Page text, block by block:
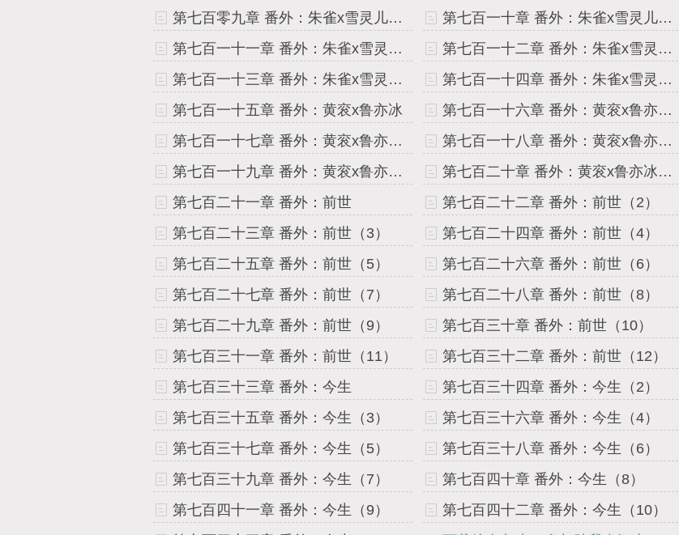
第七百零九章 番外：朱雀x雪灵儿（2）
第七百一十章 番外：朱雀x雪灵儿（3）
第七百一十一章 番外：朱雀x雪灵儿（4）
第七百一十二章 番外：朱雀x雪灵儿（5）
第七百一十三章 番外：朱雀x雪灵儿（6）
第七百一十四章 番外：朱雀x雪灵儿（7）
第七百一十五章 番外：黄衮x鲁亦冰
第七百一十六章 番外：黄衮x鲁亦冰（2）
第七百一十七章 番外：黄衮x鲁亦冰（3）
第七百一十八章 番外：黄衮x鲁亦冰（4）
第七百一十九章 番外：黄衮x鲁亦冰（5）
第七百二十章 番外：黄衮x鲁亦冰（6）
第七百二十一章 番外：前世
第七百二十二章 番外：前世（2）
第七百二十三章 番外：前世（3）
第七百二十四章 番外：前世（4）
第七百二十五章 番外：前世（5）
第七百二十六章 番外：前世（6）
第七百二十七章 番外：前世（7）
第七百二十八章 番外：前世（8）
第七百二十九章 番外：前世（9）
第七百三十章 番外：前世（10）
第七百三十一章 番外：前世（11）
第七百三十二章 番外：前世（12）
第七百三十三章 番外：今生
第七百三十四章 番外：今生（2）
第七百三十五章 番外：今生（3）
第七百三十六章 番外：今生（4）
第七百三十七章 番外：今生（5）
第七百三十八章 番外：今生（6）
第七百三十九章 番外：今生（7）
第七百四十章 番外：今生（8）
第七百四十一章 番外：今生（9）
第七百四十二章 番外：今生（10）